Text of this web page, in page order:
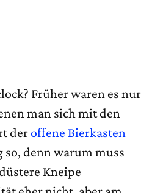
Früher waren es nur
man sich mit den
deroffene Bierkasten
denn warum muss
Kneipe